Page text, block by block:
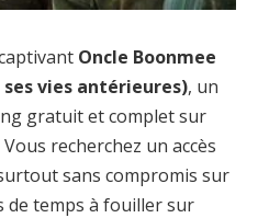
Oncle Boonmee
vies antérieures), un
gratuit et complet sur
Vous recherchez un accès
sans compromis sur
de temps à fouiller sur